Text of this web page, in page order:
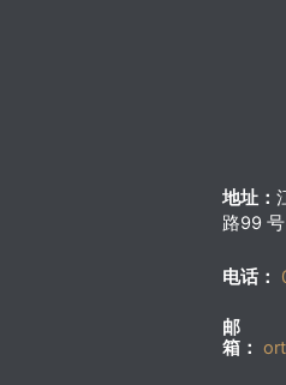
地址：
路99 号
电话：
邮
箱：